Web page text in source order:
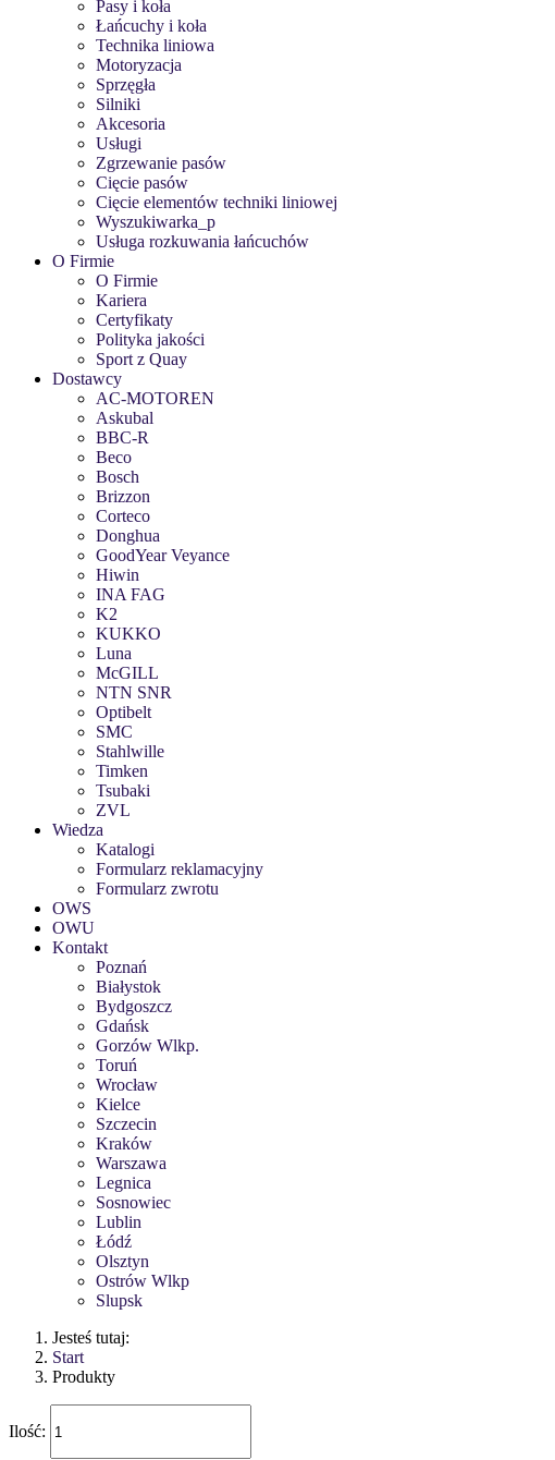
Pasy i koła
Łańcuchy i koła
Technika liniowa
Motoryzacja
Sprzęgła
Silniki
Akcesoria
Usługi
Zgrzewanie pasów
Cięcie pasów
Cięcie elementów techniki liniowej
Wyszukiwarka_p
Usługa rozkuwania łańcuchów
O Firmie
O Firmie
Kariera
Certyfikaty
Polityka jakości
Sport z Quay
Dostawcy
AC-MOTOREN
Askubal
BBC-R
Beco
Bosch
Brizzon
Corteco
Donghua
GoodYear Veyance
Hiwin
INA FAG
K2
KUKKO
Luna
McGILL
NTN SNR
Optibelt
SMC
Stahlwille
Timken
Tsubaki
ZVL
Wiedza
Katalogi
Formularz reklamacyjny
Formularz zwrotu
OWS
OWU
Kontakt
Poznań
Białystok
Bydgoszcz
Gdańsk
Gorzów Wlkp.
Toruń
Wrocław
Kielce
Szczecin
Kraków
Warszawa
Legnica
Sosnowiec
Lublin
Łódź
Olsztyn
Ostrów Wlkp
Slupsk
Jesteś tutaj:
Start
Produkty
Ilość: